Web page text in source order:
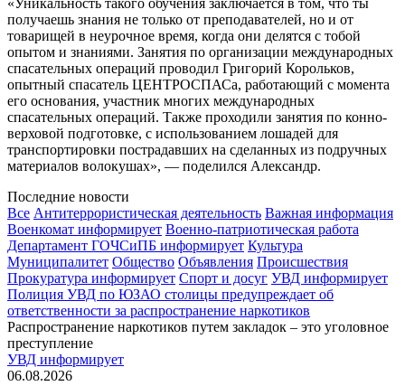
«Уникальность такого обучения заключается в том, что ты
получаешь знания не только от преподавателей, но и от
товарищей в неурочное время, когда они делятся с тобой
опытом и знаниями. Занятия по организации международных
спасательных операций проводил Григорий Корольков,
опытный спасатель ЦЕНТРОСПАСа, работающий с момента
его основания, участник многих международных
спасательных операций. Также проходили занятия по конно-
верховой подготовке, с использованием лошадей для
транспортировки пострадавших на сделанных из подручных
материалов волокушах», — поделился Александр.
Последние новости
Все Антитеррористическая деятельность Важная информация
Военкомат информирует Военно-патриотическая работа
Департамент ГОЧСиПБ информирует Культура
Муниципалитет Общество Объявления Происшествия
Прокуратура информирует Спорт и досуг УВД информирует
Полиция УВД по ЮЗАО столицы предупреждает об
ответственности за распространение наркотиков
Распространение наркотиков путем закладок – это уголовное
преступление
УВД информирует
06.08.2026